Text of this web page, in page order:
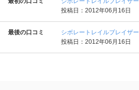
投稿日：2012年06月16日
最後の口コミ
シボレートレイルブレイザー
投稿日：2012年06月16日